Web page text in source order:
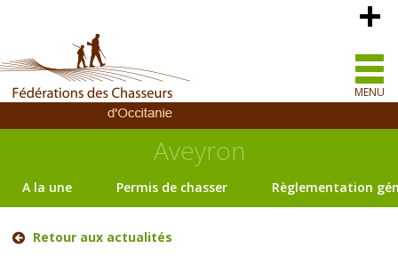
MENU
Aveyron
A la une Permis de chasser Règlementation
Retour aux actualités